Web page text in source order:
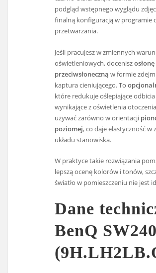
podgląd wstępnego wyglądu
finalną konfiguracją w programie
przetwarzania.
Jeśli pracujesz w zmiennych
oświetleniowych, doceniszosłonę
przeciwsłoneczną w formie
kaptura cieniującego. To
które redukuje oślepiające
wynikające z oświetlenia
używać zarówno w orientacji
poziomej, co daje elastyczność w
układu stanowiska.
W praktyce takie rozwiązania
lepszą ocenę kolorów i tonów,
światło w pomieszczeniu nie jest
Dane
BenQ SW240